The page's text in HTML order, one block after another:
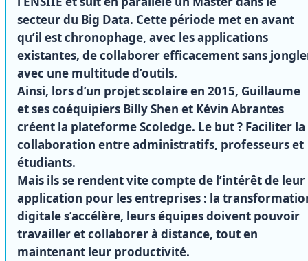
secteur du Big Data. Cette période met en avant
qu’il est chronophage, avec les applications
existantes, de collaborer efficacement sans
avec une multitude d’outils.
Ainsi, lors d’un projet scolaire en 2015, Guillaume
et ses coéquipiers Billy Shen et Kévin Abrantes
créent la plateforme Scoledge. Le but ? Faciliter la
collaboration entre administratifs, professeurs et
étudiants.
Mais ils se rendent vite compte de l’intérêt de leur
application pour les entreprises : la
digitale s’accélère, leurs équipes doivent pouvoir
travailler et collaborer à distance, tout en
maintenant leur productivité.